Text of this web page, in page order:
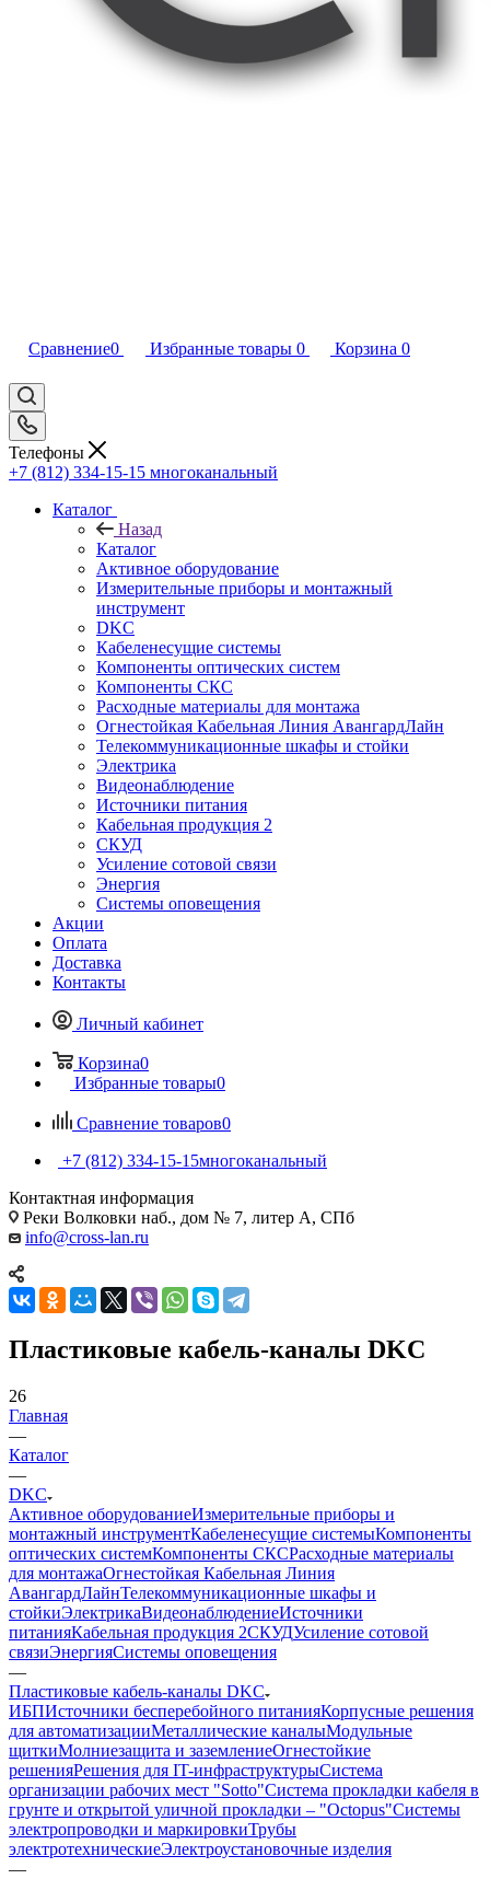
Сравнение0 Избранные товары 0 Корзина 0
Телефоны
+7 (812) 334-15-15 многоканальный
Каталог
Назад
Каталог
Активное оборудование
Измерительные приборы и монтажный
инструмент
DKC
Кабеленесущие системы
Компоненты оптических систем
Компоненты СКС
Расходные материалы для монтажа
Огнестойкая Кабельная Линия АвангардЛайн
Телекоммуникационные шкафы и стойки
Электрика
Видеонаблюдение
Источники питания
Кабельная продукция 2
СКУД
Усиление сотовой связи
Энергия
Системы оповещения
Акции
Оплата
Доставка
Контакты
Личный кабинет
Корзина0
Избранные товары0
Сравнение товаров0
+7 (812) 334-15-15многоканальный
Контактная информация
Реки Волковки наб., дом № 7, литер А, СПб
info@cross-lan.ru
Пластиковые кабель-каналы DKC
26
Главная
—
Каталог
—
DKC
Активное оборудованиеИзмерительные приборы и
монтажный инструментКабеленесущие системыКомпоненты
оптических системКомпоненты СКСРасходные материалы
для монтажаОгнестойкая Кабельная Линия
АвангардЛайнТелекоммуникационные шкафы и
стойкиЭлектрикаВидеонаблюдениеИсточники
питанияКабельная продукция 2СКУДУсиление сотовой
связиЭнергияСистемы оповещения
—
Пластиковые кабель-каналы DKC
ИБПИсточники бесперебойного питанияКорпусные решения
для автоматизацииМеталлические каналыМодульные
щиткиМолниезащита и заземлениеОгнестойкие
решенияРешения для IT-инфраструктурыСистема
организации рабочих мест "Sotto"Система прокладки кабеля в
грунте и открытой уличной прокладки – "Octopus"Системы
электропроводки и маркировкиТрубы
электротехническиеЭлектроустановочные изделия
—